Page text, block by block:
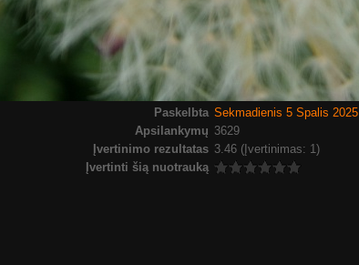
Paskelbta Sekmadienis 5 Spalis 2025
Apsilankymų 3629
Įvertinimo rezultatas 3.46 (Įvertinimas: 1)
Įvertinti šią nuotrauką